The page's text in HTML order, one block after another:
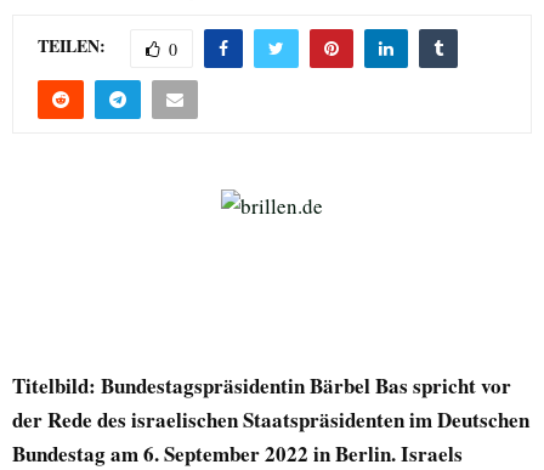
TEILEN: 0
Titelbild: Bundestagspräsidentin Bärbel Bas spricht vor
der Rede des israelischen Staatspräsidenten im Deutschen
Bundestag am 6. September 2022 in Berlin. Israels